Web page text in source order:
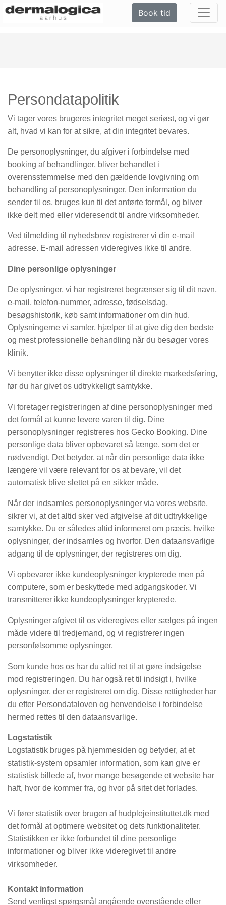
Book tid
Persondatapolitik
Vi tager vores brugeres integritet meget seriøst, og vi gør
alt, hvad vi kan for at sikre, at din integritet bevares.
De personoplysninger, du afgiver i forbindelse med
booking af behandlinger, bliver behandlet i
overensstemmelse med den gældende lovgivning om
behandling af personoplysninger. Den information du
sender til os, bruges kun til det anførte formål, og bliver
ikke delt med eller videresendt til andre virksomheder.
Ved tilmelding til nyhedsbrev registrerer vi din e-mail
adresse. E-mail adressen videregives ikke til andre.
Dine personlige oplysninger
De oplysninger, vi har registreret begrænser sig til dit navn,
e-mail, telefon-nummer, adresse, fødselsdag,
besøgshistorik, køb samt informationer om din hud.
Oplysningerne vi samler, hjælper til at give dig den bedste
og mest professionelle behandling når du besøger vores
klinik.
Vi benytter ikke disse oplysninger til direkte markedsføring,
før du har givet os udtrykkeligt samtykke.
Vi foretager registreringen af dine personoplysninger med
det formål at kunne levere varen til dig. Dine
personoplysninger registreres hos Gecko Booking. Dine
personlige data bliver opbevaret så længe, som det er
nødvendigt. Det betyder, at når din personlige data ikke
længere vil være relevant for os at bevare, vil det
automatisk blive slettet på en sikker måde.
Når der indsamles personoplysninger via vores website,
sikrer vi, at det altid sker ved afgivelse af dit udtrykkelige
samtykke. Du er således altid informeret om præcis, hvilke
oplysninger, der indsamles og hvorfor. Den dataansvarlige
adgang til de oplysninger, der registreres om dig.
Vi opbevarer ikke kundeoplysninger krypterede men på
computere, som er beskyttede med adgangskoder. Vi
transmitterer ikke kundeoplysninger krypterede.
Oplysninger afgivet til os videregives eller sælges på ingen
måde videre til tredjemand, og vi registrerer ingen
personfølsomme oplysninger.
Som kunde hos os har du altid ret til at gøre indsigelse
mod registreringen. Du har også ret til indsigt i, hvilke
oplysninger, der er registreret om dig. Disse rettigheder har
du efter Persondataloven og henvendelse i forbindelse
hermed rettes til den dataansvarlige.
Logstatistik
Logstatistik bruges på hjemmesiden og betyder, at et
statistik-system opsamler information, som kan give er
statistisk billede af, hvor mange besøgende et website har
haft, hvor de kommer fra, og hvor på sitet det forlades.
Vi fører statistik over brugen af hudplejeinstituttet.dk med
det formål at optimere websitet og dets funktionaliteter.
Statistikken er ikke forbundet til dine personlige
informationer og bliver ikke videregivet til andre
virksomheder.
Kontakt information
Send venligst spørgsmål angående ovenstående eller